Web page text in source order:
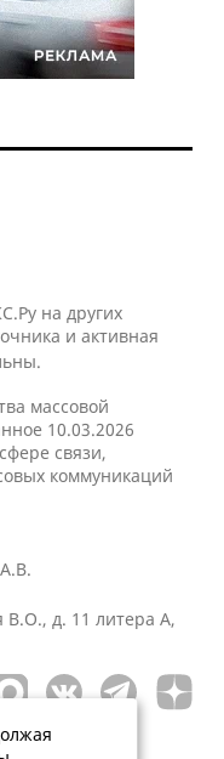
на других
и активная
массовой
10.03.2026
связи,
коммуникаций
В.О., д. 11 литера А,